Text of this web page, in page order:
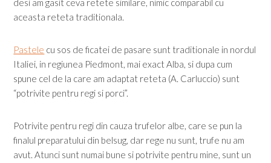
desi am gasit ceva retete similare, nimic comparabil cu
aceasta reteta traditionala.
Pastele cu sos de ficatei de pasare sunt traditionale in nordul
Italiei, in regiunea Piedmont, mai exact Alba, si dupa cum
spune cel de la care am adaptat reteta (A. Carluccio) sunt
“potrivite pentru regi si porci”.
Potrivite pentru regi din cauza trufelor albe, care se pun la
finalul preparatului din belsug, dar rege nu sunt, trufe nu am
avut. Atunci sunt numai bune si potrivite pentru mine, sunt un